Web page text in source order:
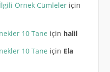
Örnek Cümleleriçin
10 Tane için halil
10 Tane için Ela